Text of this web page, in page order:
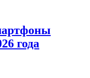
года